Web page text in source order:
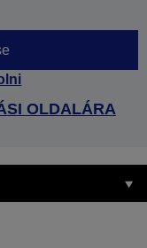
OLDALÁRA